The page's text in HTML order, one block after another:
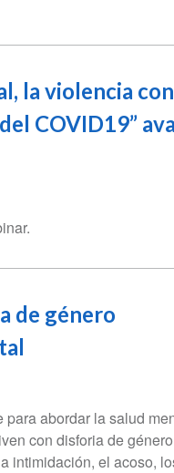
la violencia
COVID19”
de género
abordar la salud
con disforia de
intimidación, el acoso,